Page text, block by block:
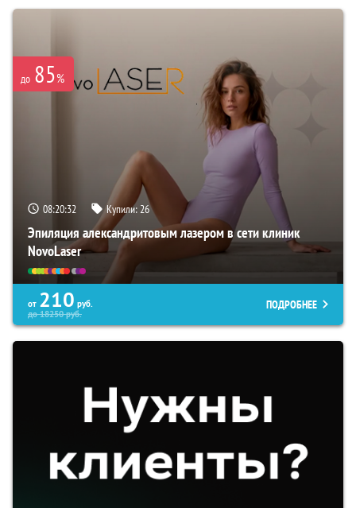
до 85%
08:20:32 Купили:26
Эпиляция александритовым лазером в сети клиник
NovoLaser
от 210 руб.
до18250руб.
ПОДРОБНЕЕ